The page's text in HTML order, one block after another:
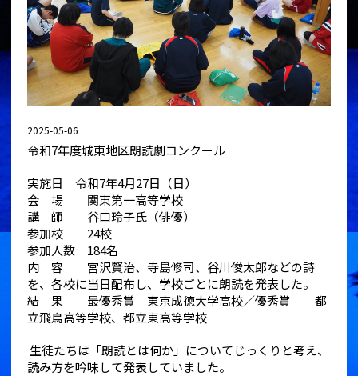
2025-05-06
令和7年度城東地区朗読劇コンクール
実施日 令和7年4月27日（日）
会 場 関東第一高等学校
講 師 谷口玲子氏（俳優）
参加校 24校
参加人数 184名
内 容 宮沢賢治、寺島修司、谷川俊太郎などの詩
を、各校に当日配布し、学校ごとに朗読を発表した。
結 果 最優秀賞 東京成徳大学高校／優秀賞 都
立飛鳥高等学校、都立東高等学校
生徒たちは「朗読とは何か」についてじっくりと考え、
読み方を吟味して発表していました。